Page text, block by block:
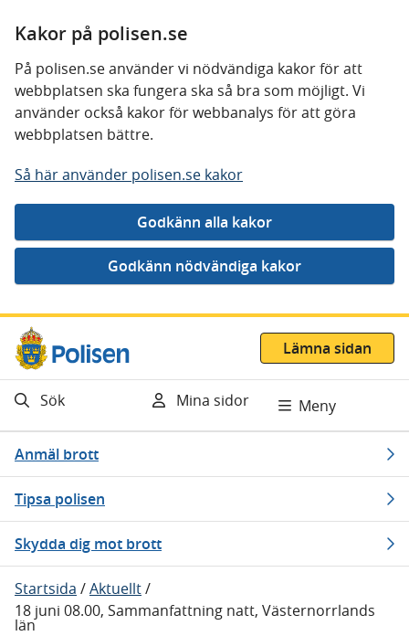
Kakor på polisen.se
På polisen.se använder vi nödvändiga kakor för att
webbplatsen ska fungera ska så bra som möjligt. Vi
använder också kakor för webbanalys för att göra
webbplatsen bättre.
Så här använder polisen.se kakor
Gå direkt till innehåll
Lämna sidan
Sök Mina sidor Meny
Anmäl brott
Tipsa polisen
Skydda dig mot brott
Startsida /Aktuellt/
18 juni 08.00, Sammanfattning natt, Västernorrlands
län